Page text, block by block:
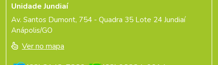
Unidade Jundiaí
Av. Santos Dumont, 754 - Quadra 35 Lote 24 Jundiaí
Anápolis/GO
Ver no mapa